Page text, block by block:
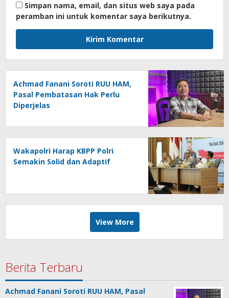
Simpan nama, email, dan situs web saya pada
peramban ini untuk komentar saya berikutnya.
Achmad Fanani Soroti RUU HAM,
Pasal Pembatasan Hak Perlu
Diperjelas
Wakapolri Harap KBPP Polri
Semakin Solid dan Adaptif
View More
Berita Terbaru
Achmad Fanani Soroti RUU HAM, Pasal